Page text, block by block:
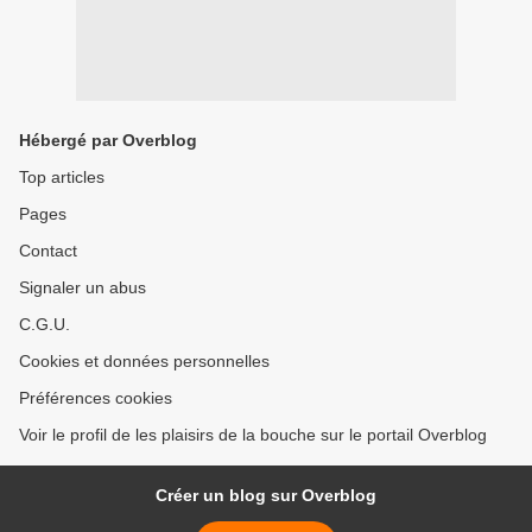
Hébergé par Overblog
Top articles
Pages
Contact
Signaler un abus
C.G.U.
Cookies et données personnelles
Préférences cookies
Voir le profil de les plaisirs de la bouche sur le portail Overblog
Créer un blog sur Overblog